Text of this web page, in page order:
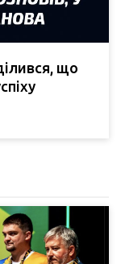
що